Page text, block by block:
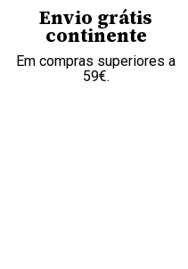
Envio grátis
continente
Em compras superiores a
59€.